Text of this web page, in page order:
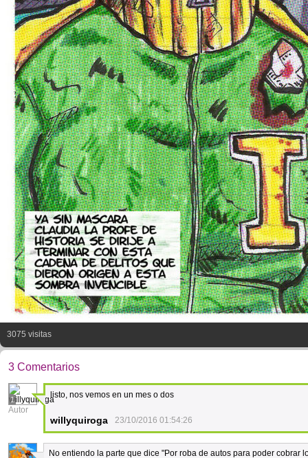
3075 visitas
3 Comentarios
1
Autor
listo, nos vemos en un mes o dos
willyquiroga 23/10/2016 01:54:26
No entiendo la parte que dice "Por roba de autos para poder cobrar